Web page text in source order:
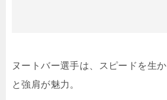
ヌートバー選手は、スピードを生
と強肩が魅力。